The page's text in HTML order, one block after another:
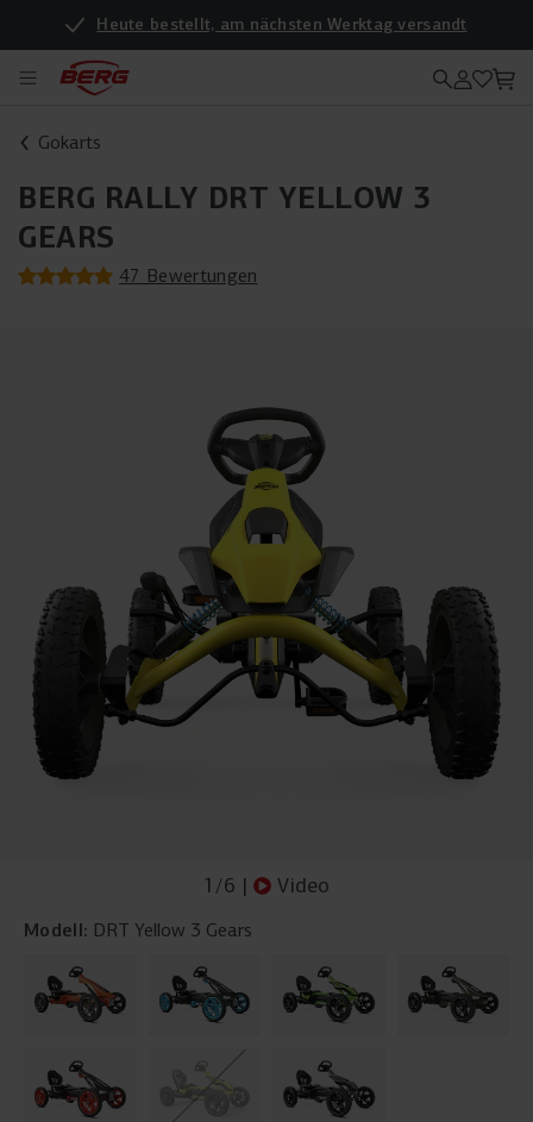
Heute bestellt, am nächsten Werktag versandt
Gokarts
BERG RALLY DRT YELLOW 3
GEARS
47 Bewertungen
1 /6 | Video
Modell: DRT Yellow 3 Gears